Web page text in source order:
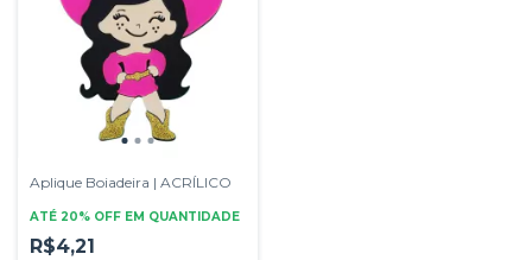
Aplique Boiadeira | ACRÍLICO
ATÉ 20% OFF EM QUANTIDADE
R$4,21